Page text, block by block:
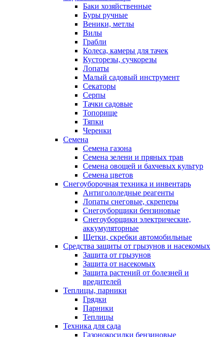
Баки хозяйственные
Буры ручные
Веники, метлы
Вилы
Грабли
Колеса, камеры для тачек
Кусторезы, сучкорезы
Лопаты
Малый садовый инструмент
Секаторы
Серпы
Тачки садовые
Топорище
Тяпки
Черенки
Семена
Семена газона
Семена зелени и пряных трав
Семена овощей и бахчевых культур
Семена цветов
Снегоуборочная техника и инвентарь
Антигололедные реагенты
Лопаты снеговые, скреперы
Снегоуборщики бензиновые
Снегоуборщики электрические,
аккумуляторные
Щетки, скребки автомобильные
Средства защиты от грызунов и насекомых
Защита от грызунов
Защита от насекомых
Защита растений от болезней и
вредителей
Теплицы, парники
Грядки
Парники
Теплицы
Техника для сада
Газонокосилки бензиновые